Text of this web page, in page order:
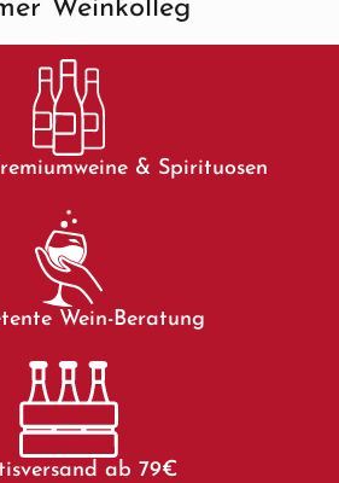
Weinkolleg
& Spirituosen
Wein-Beratung
ab 79€